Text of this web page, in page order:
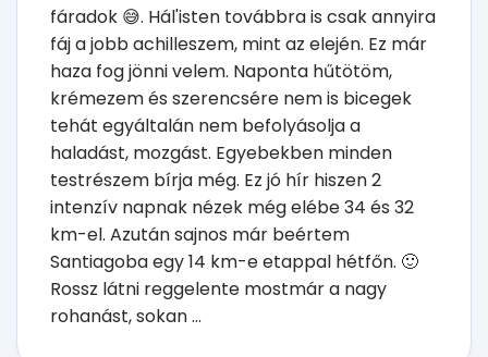
fáradok 😅. Hál'isten továbbra is csak annyira
fáj a jobb achilleszem, mint az elején. Ez már
haza fog jönni velem. Naponta hűtötöm,
krémezem és szerencsére nem is bicegek
tehát egyáltalán nem befolyásolja a
haladást, mozgást. Egyebekben minden
testrészem bírja még. Ez jó hír hiszen 2
intenzív napnak nézek még elébe 34 és 32
km-el. Azután sajnos már beértem
Santiagoba egy 14 km-e etappal hétfőn. 🙂
Rossz látni reggelente mostmár a nagy
rohanást, sokan ...